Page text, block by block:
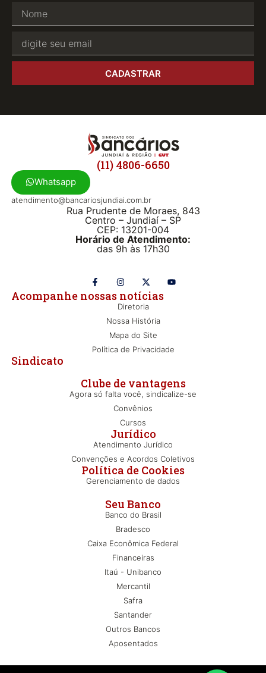
CADASTRAR
Seu Banco
Banco do Brasil
Bradesco
Caixa Econômica Federal
Financeiras
Itaú - Unibanco
Mercantil
Safra
Santander
Outros Bancos
Aposentados
Clube de vantagens
Agora só falta você, sindicalize-se
Convênios
Cursos
Jurídico
Atendimento Jurídico
Convenções e Acordos Coletivos
Política de Cookies
Gerenciamento de dados
Sindicato
Diretoria
Nossa História
Mapa do Site
Política de Privacidade
Acompanhe nossas notícias
(11) 4806-6650
Whatsapp
atendimento@bancariosjundiai.com.br
Rua Prudente de Moraes, 843
Centro – Jundiaí – SP
CEP: 13201-004
Horário de Atendimento:
das 9h às 17h30